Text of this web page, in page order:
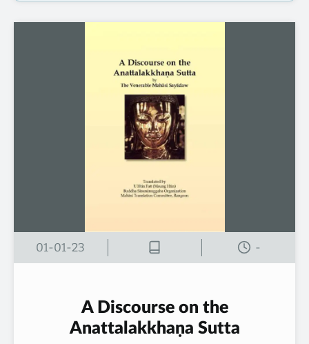
01-01-23 -
A Discourse on the
Anattalakkhaṇa Sutta